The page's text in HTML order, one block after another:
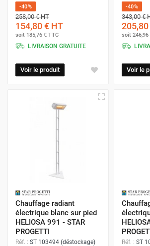
-40%
258,00 €HT
154,80 € HT
soit 185,76 € TTC
LIVRAISON GRATUITE
Voir le produit
-40%
343,00 €
205,80
soit 246,96
Voir le
Chauffage radiant
électrique blanc sur pied
HELIOSA 991 - STAR
PROGETTI
Réf. : ST 103494 (déstockage) Réf. : ST